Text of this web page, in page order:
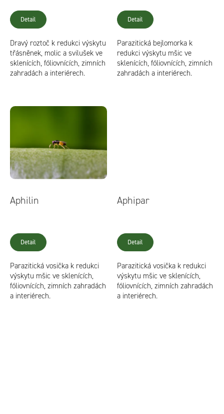
u
k
t
ů
Detail
Dravý roztoč k redukci výskytu
třásněnek, molic a svilušek ve
sklenících, fóliovnících, zimních
zahradách a interiérech.
Detail
Parazitická bejlomorka k
redukci výskytu mšic ve
sklenících, fóliovnících, zimních
zahradách a interiérech.
Aphilin
Detail
Parazitická vosička k redukci
výskytu mšic ve sklenících,
fóliovnících, zimních zahradách
a interiérech.
Aphipar
Detail
Parazitická vosička k redukci
výskytu mšic ve sklenících,
fóliovnících, zimních zahradách
a interiérech.